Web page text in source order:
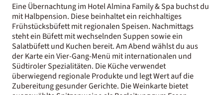
Eine Übernachtung im Hotel Almina Family & Spa buchst du
mit Halbpension. Diese beinhaltet ein reichhaltiges
Frühstücksbüfett mit regionalen Speisen. Nachmittags
steht ein Büfett mit wechselnden Suppen sowie ein
Salatbüfett und Kuchen bereit. Am Abend wählst du aus
der Karte ein Vier-Gang-Menü mit internationalen und
Südtiroler Spezialitäten. Die Küche verwendet
überwiegend regionale Produkte und legt Wert auf die
Zubereitung gesunder Gerichte. Die Weinkarte bietet